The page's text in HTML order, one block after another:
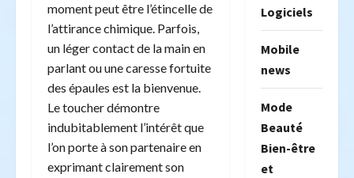
moment peut être l’étincelle de
l’attirance chimique. Parfois,
un léger contact de la main en
parlant ou une caresse fortuite
des épaules est la bienvenue.
Le toucher démontre
indubitablement l’intérêt que
l’on porte à son partenaire en
exprimant clairement son
Logiciels
Mobile
news
Mode
Beauté
Bien-être
et